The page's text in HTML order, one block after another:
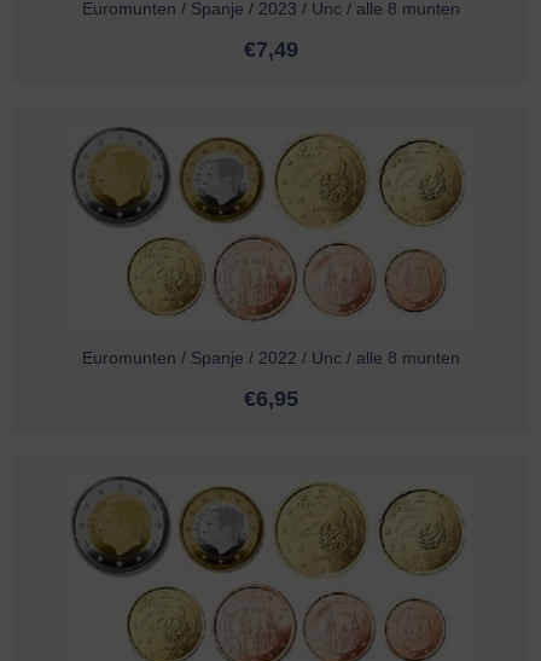
Euromunten / Spanje / 2023 / Unc / alle 8 munten
€7,49
Euromunten / Spanje / 2022 / Unc / alle 8 munten
€6,95